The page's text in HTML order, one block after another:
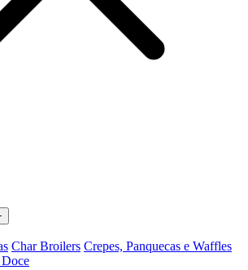
Char Broilers Crepes, Panquecas e Waffles